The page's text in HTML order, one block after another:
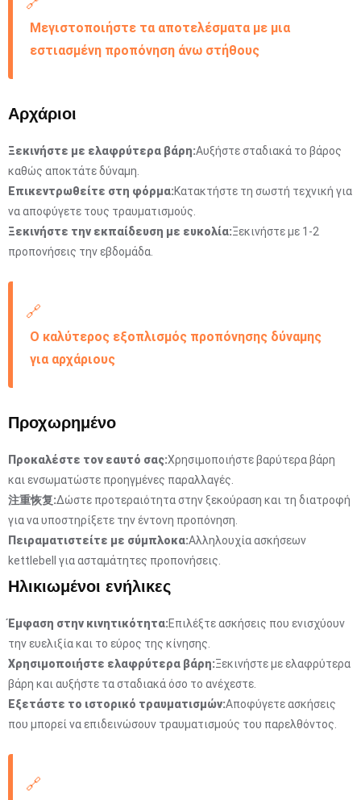
Μεγιστοποιήστε τα αποτελέσματα με μια
εστιασμένη προπόνηση άνω στήθους
Αρχάριοι
Ξεκινήστε με ελαφρύτερα βάρη:Αυξήστε σταδιακά το βάρος
καθώς αποκτάτε δύναμη.
Επικεντρωθείτε στη φόρμα:Κατακτήστε τη σωστή τεχνική για
να αποφύγετε τους τραυματισμούς.
Ξεκινήστε την εκπαίδευση με ευκολία:Ξεκινήστε με 1-2
προπονήσεις την εβδομάδα.
🔗
Ο καλύτερος εξοπλισμός προπόνησης δύναμης
για αρχάριους
Προχωρημένο
Προκαλέστε τον εαυτό σας:Χρησιμοποιήστε βαρύτερα βάρη
και ενσωματώστε προηγμένες παραλλαγές.
注重恢复:Δώστε προτεραιότητα στην ξεκούραση και τη διατροφή
για να υποστηρίξετε την έντονη προπόνηση.
Πειραματιστείτε με σύμπλοκα:Αλληλουχία ασκήσεων
kettlebell για ασταμάτητες προπονήσεις.
Ηλικιωμένοι ενήλικες
Έμφαση στην κινητικότητα:Επιλέξτε ασκήσεις που ενισχύουν
την ευελιξία και το εύρος της κίνησης.
Χρησιμοποιήστε ελαφρύτερα βάρη:Ξεκινήστε με ελαφρύτερα
βάρη και αυξήστε τα σταδιακά όσο το ανέχεστε.
Εξετάστε το ιστορικό τραυματισμών:Αποφύγετε ασκήσεις
που μπορεί να επιδεινώσουν τραυματισμούς του παρελθόντος.
🔗